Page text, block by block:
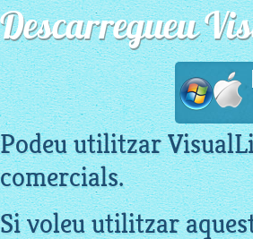
Descarregueu
Podeu utilitzar
comercials.
Si voleu utilitzar